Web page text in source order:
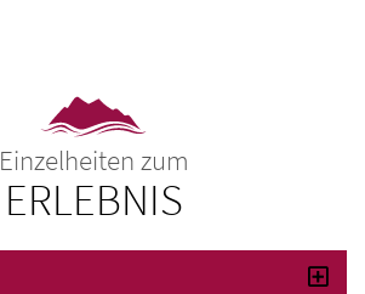
Einzelheiten zum
ERLEBNIS